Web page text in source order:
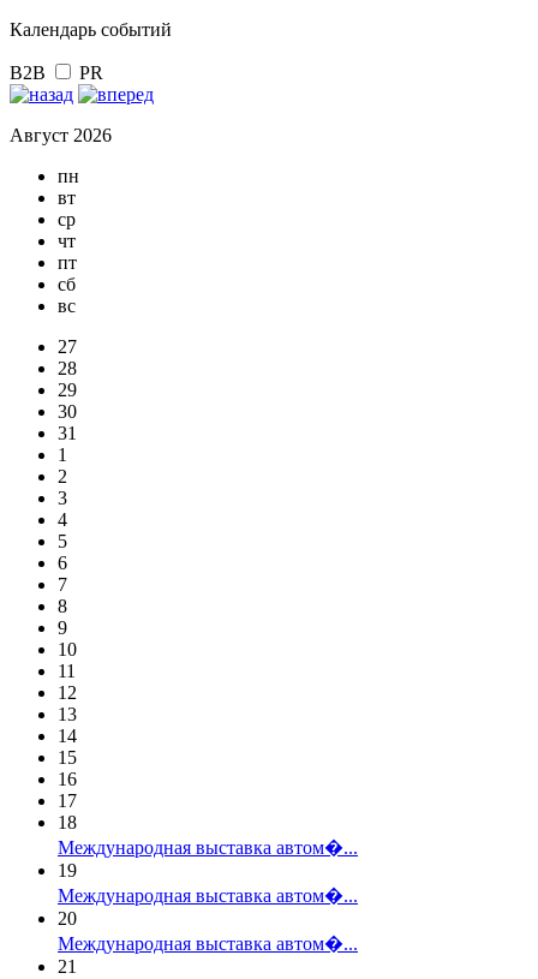
Календарь событий
B2B PR
Август 2026
пн
вт
ср
чт
пт
сб
вс
27
28
29
30
31
1
2
3
4
5
6
7
8
9
10
11
12
13
14
15
16
17
18
Международная выставка автом�...
19
Международная выставка автом�...
20
Международная выставка автом�...
21